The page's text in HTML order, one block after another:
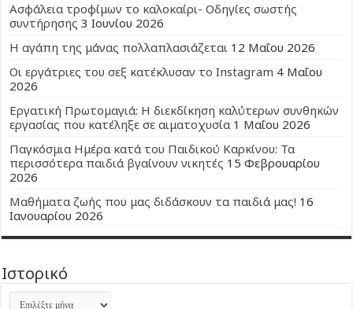
Ασφάλεια τροφίμων το καλοκαίρι- Οδηγίες σωστής
συντήρησης 3 Ιουνίου 2026
Η αγάπη της μάνας πολλαπλασιάζεται 12 Μαΐου 2026
Οι εργάτριες του σεξ κατέκλυσαν το Instagram 4 Μαΐου
2026
Εργατική Πρωτομαγιά: Η διεκδίκηση καλύτερων συνθηκών
εργασίας που κατέληξε σε αιματοχυσία 1 Μαΐου 2026
Παγκόσμια Ημέρα κατά του Παιδικού Καρκίνου: Τα
περισσότερα παιδιά βγαίνουν νικητές 15 Φεβρουαρίου
2026
Μαθήματα ζωής που μας διδάσκουν τα παιδιά μας! 16
Ιανουαρίου 2026
Ιστορικό
Ιστορικό